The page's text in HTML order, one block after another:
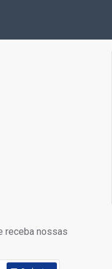
receba nossas